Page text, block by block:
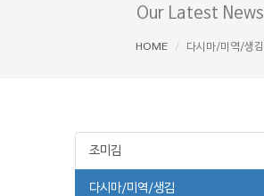
Our Latest News
HOME 다시마/미역/생김
조미김
다시마/미역/생김